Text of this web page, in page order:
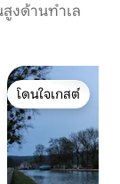
งด้านทำเล
โดนใจเกสต์
โดนใจเกสต์